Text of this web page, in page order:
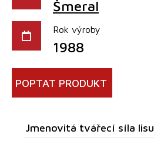
Šmeral
Rok výroby
1988
POPTAT PRODUKT
Jmenovitá tvářecí síla lisu